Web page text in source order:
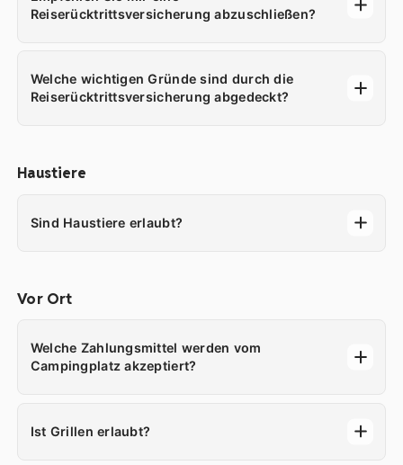
Reiserücktrittsversicherung abzuschließen?
Welche wichtigen Gründe sind durch die
Reiserücktrittsversicherung abgedeckt?
Haustiere
Sind Haustiere erlaubt?
Vor Ort
Welche Zahlungsmittel werden vom
Campingplatz akzeptiert?
Ist Grillen erlaubt?